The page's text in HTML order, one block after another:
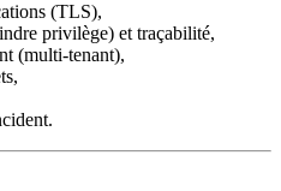
(TLS),
privilège) et traçabilité,
(multi-tenant),